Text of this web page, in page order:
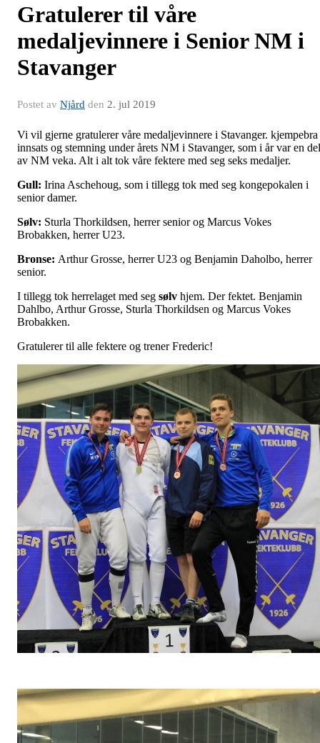
Gratulerer til våre
medaljevinnere i Senior NM i
Stavanger
Postet av Njård den 2. jul 2019
Vi vil gjerne gratulerer våre medaljevinnere i Stavanger. kjempebra
innsats og stemning under årets NM i Stavanger, som i år var en del
av NM veka. Alt i alt tok våre fektere med seg seks medaljer.
Gull: Irina Aschehoug, som i tillegg tok med seg kongepokalen i
senior damer.
Sølv: Sturla Thorkildsen, herrer senior og Marcus Vokes
Brobakken, herrer U23.
Bronse: Arthur Grosse, herrer U23 og Benjamin Daholbo, herrer
senior.
I tillegg tok herrelaget med seg sølv hjem. Der fektet. Benjamin
Dahlbo, Arthur Grosse, Sturla Thorkildsen og Marcus Vokes
Brobakken.
Gratulerer til alle fektere og trener Frederic!